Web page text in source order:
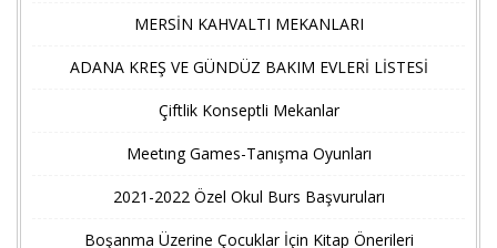
MERSİN KAHVALTI MEKANLARI
ADANA KREŞ VE GÜNDÜZ BAKIM EVLERİ LİSTESİ
Çiftlik Konseptli Mekanlar
Meetıng Games-Tanışma Oyunları
2021-2022 Özel Okul Burs Başvuruları
Boşanma Üzerine Çocuklar İçin Kitap Önerileri